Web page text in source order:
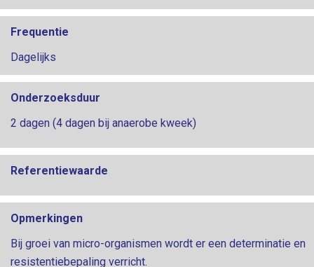
Frequentie
Dagelijks
Onderzoeksduur
2 dagen (4 dagen bij anaerobe kweek)
Referentiewaarde
Opmerkingen
Bij groei van micro-organismen wordt er een determinatie en
resistentiebepaling verricht.